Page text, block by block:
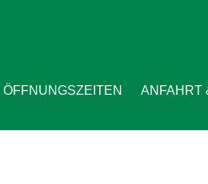
ÖFFNUNGSZEITEN ANFAHRT